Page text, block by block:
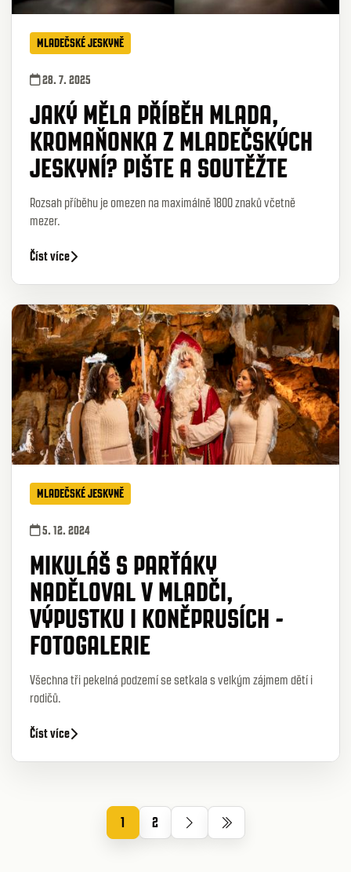
MLADEČSKÉ JESKYNĚ
28. 7. 2025
JAKÝ MĚLA PŘÍBĚH MLADA,
KROMAŇONKA Z MLADEČSKÝCH
JESKYNÍ? PIŠTE A SOUTĚŽTE
Rozsah příběhu je omezen na maximálně 1800 znaků včetně
mezer.
Číst více
MLADEČSKÉ JESKYNĚ
5. 12. 2024
MIKULÁŠ S PARŤÁKY
NADĚLOVAL V MLADČI,
VÝPUSTKU I KONĚPRUSÍCH -
FOTOGALERIE
Všechna tři pekelná podzemí se setkala s velkým zájmem dětí i
rodičů.
Číst více
1 2